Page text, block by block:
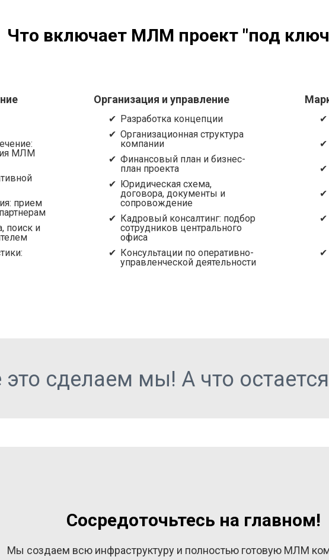
Что включает МЛМ проект "под
МЛМ
прием
поиск и
Организация и управление
Разработка концепции
Организационная структура
компании
Финансовый план и бизнес-
план проекта
Юридическая схема,
договора, документы и
сопровождение
Кадровый консалтинг: подбор
сотрудников центрального
офиса
Консультации по оперативно-
управленческой деятельности
это сделаем мы! А что
Сосредоточьтесь на главном!
Мы создаем всю инфраструктуру и полностью готовую МЛМ